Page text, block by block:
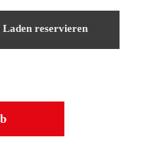
reservieren
Wert ein